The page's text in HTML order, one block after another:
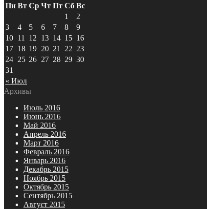
Пн Вт Ср Чт Пт Сб Вс
« Июл
1
2
3
4 5 6 7 8
9
10 11 12 13 14 15 16
17 18 19 20 21 22 23
24 25 26 27 28 29 30
31
Архивы
Июль 2016
Июнь 2016
Май 2016
Апрель 2016
Март 2016
Февраль 2016
Январь 2016
Декабрь 2015
Ноябрь 2015
Октябрь 2015
Сентябрь 2015
Август 2015